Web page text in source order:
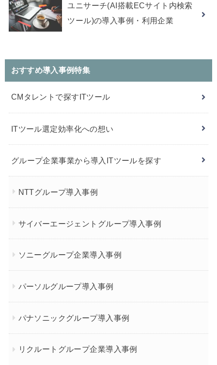
ユニサーチ(AI搭載ECサイト内検索
ツール)の導入事例・利用企業
おすすめ導入事例特集
CMタレントで探すITツール
ITツール選定効率化への想い
グループ企業事業から導入ITツールを探す
NTTグループ導入事例
サイバーエージェントグループ導入事例
ソニーグループ企業導入事例
パーソルグループ導入事例
パナソニックグループ導入事例
リクルートグループ企業導入事例